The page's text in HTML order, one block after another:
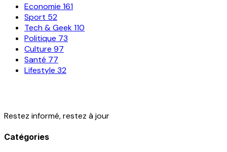
Economie 161
Sport 52
Tech & Geek110
Politique 73
Culture 97
Santé 77
Lifestyle 32
Restez informé, restez à jour
Catégories